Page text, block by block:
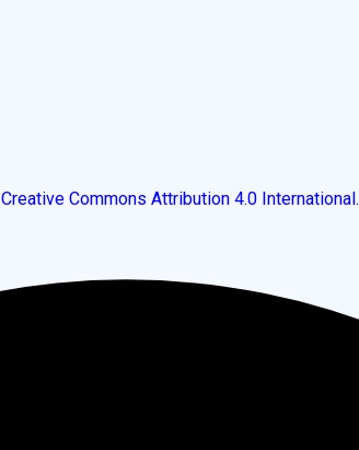
Creative Commons Attribution 4.0 International.